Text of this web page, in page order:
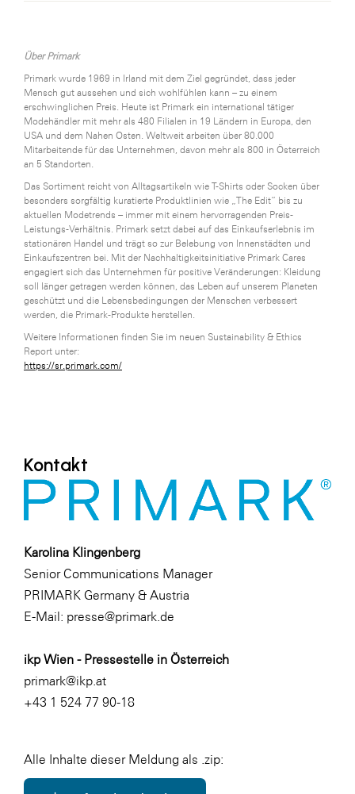
Über Primark
Primark wurde 1969 in Irland mit dem Ziel gegründet, dass jeder
Mensch gut aussehen und sich wohlfühlen kann – zu einem
erschwinglichen Preis. Heute ist Primark ein international tätiger
Modehändler mit mehr als 480 Filialen in 19 Ländern in Europa, den
USA und dem Nahen Osten. Weltweit arbeiten über 80.000
Mitarbeitende für das Unternehmen, davon mehr als 800 in Österreich
an 5 Standorten.
Das Sortiment reicht von Alltagsartikeln wie T-Shirts oder Socken über
besonders sorgfältig kuratierte Produktlinien wie „The Edit“ bis zu
aktuellen Modetrends – immer mit einem hervorragenden Preis-
Leistungs-Verhältnis. Primark setzt dabei auf das Einkaufserlebnis im
stationären Handel und trägt so zur Belebung von Innenstädten und
Einkaufszentren bei. Mit der Nachhaltigkeitsinitiative Primark Cares
engagiert sich das Unternehmen für positive Veränderungen: Kleidung
soll länger getragen werden können, das Leben auf unserem Planeten
geschützt und die Lebensbedingungen der Menschen verbessert
werden, die Primark-Produkte herstellen.
Weitere Informationen finden Sie im neuen Sustainability & Ethics
Report unter:
https://sr.primark.com/
Kontakt
Karolina Klingenberg
Senior Communications Manager
PRIMARK Germany & Austria
E-Mail: presse@primark.de
ikp Wien - Pressestelle in Österreich
primark@ikp.at
+43 1 524 77 90-18
Alle Inhalte dieser Meldung als .zip: